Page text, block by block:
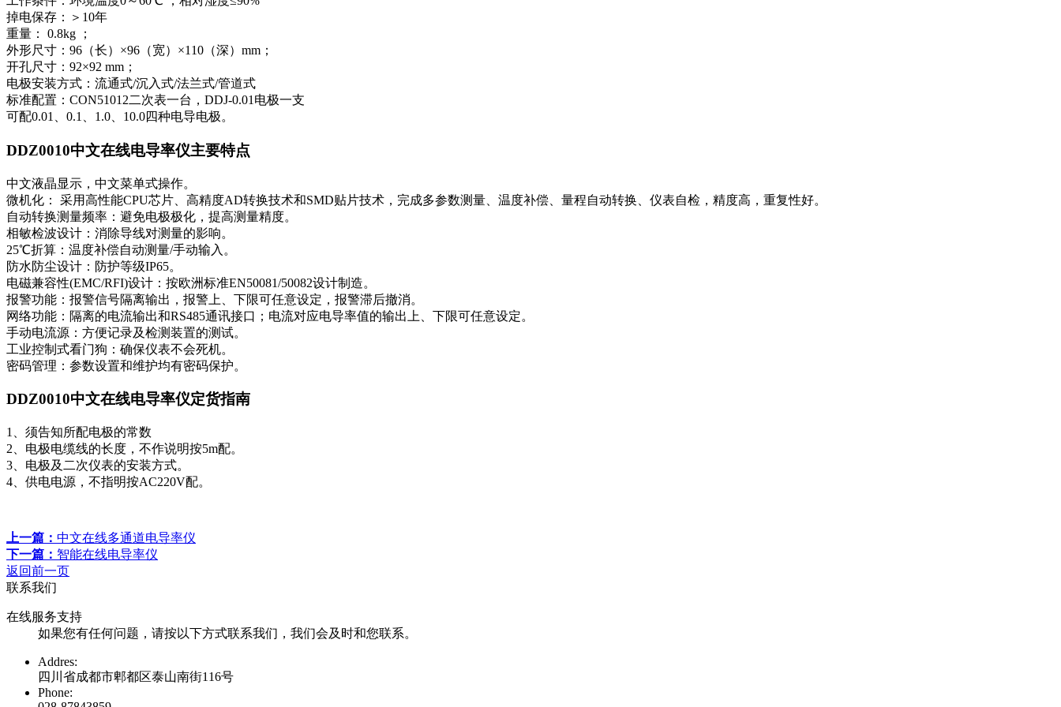
掉电保存：＞10年
重量： 0.8kg ；
外形尺寸：96（长）×96（宽）×110（深）mm；
开孔尺寸：92×92 mm；
电极安装方式：流通式/沉入式/法兰式/管道式
标准配置：CON51012二次表一台，DDJ-0.01电极一支
可配0.01、0.1、1.0、10.0四种电导电极。
DDZ0010中文在线电导率仪主要特点
中文液晶显示，中文菜单式操作。
微机化： 采用高性能CPU芯片、高精度AD转换技术和SMD贴片技术，完成多参数测量、温度补偿、量程自动转换、仪表自检，精度高，重复性好。
自动转换测量频率：避免电极极化，提高测量精度。
相敏检波设计：消除导线对测量的影响。
25℃折算：温度补偿自动测量/手动输入。
防水防尘设计：防护等级IP65。
电磁兼容性(EMC/RFI)设计：按欧洲标准EN50081/50082设计制造。
报警功能：报警信号隔离输出，报警上、下限可任意设定，报警滞后撤消。
网络功能：隔离的电流输出和RS485通讯接口；电流对应电导率值的输出上、下限可任意设定。
手动电流源：方便记录及检测装置的测试。
工业控制式看门狗：确保仪表不会死机。
密码管理：参数设置和维护均有密码保护。
DDZ0010中文在线电导率仪定货指南
1、须告知所配电极的常数
2、电极电缆线的长度，不作说明按5m配。
3、电极及二次仪表的安装方式。
4、供电电源，不指明按AC220V配。
上一篇： 中文在线多通道电导率仪
下一篇： 智能在线电导率仪
返回前一页
联系我们
在线服务支持
如果您有任何问题，请按以下方式联系我们，我们会及时和您联系。
Addres:
四川省成都市郫都区泰山南街116号
Phone: